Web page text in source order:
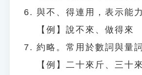
與不、得連用，表示能
【例】說不來、做得來
約略。常用於數詞與量
【例】二十來斤、三十